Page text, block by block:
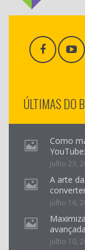
ÚLTIMAS DO
Como
julho 23,
A arte
julho 16,
julho 10,